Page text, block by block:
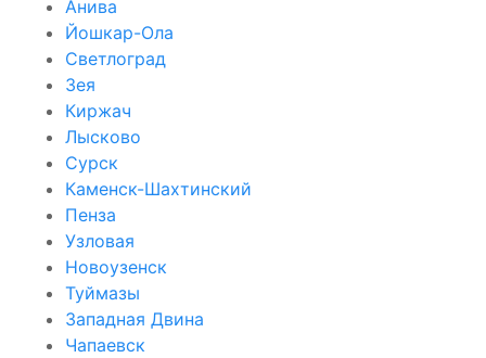
Анива
Йошкар-Ола
Светлоград
Зея
Киржач
Лысково
Сурск
Каменск-Шахтинский
Пенза
Узловая
Новоузенск
Туймазы
Западная Двина
Чапаевск